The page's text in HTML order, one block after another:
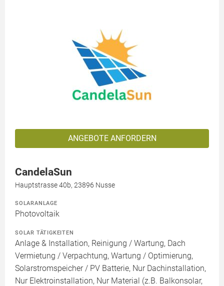
ANGEBOTE ANFORDERN
CandelaSun
Hauptstrasse 40b, 23896 Nusse
SOLARANLAGE
Photovoltaik
SOLAR TÄTIGKEITEN
Anlage & Installation, Reinigung / Wartung, Dach
Vermietung / Verpachtung, Wartung / Optimierung,
Solarstromspeicher / PV Batterie, Nur Dachinstallation,
Nur Elektroinstallation, Nur Material (z.B. Balkonsolar,